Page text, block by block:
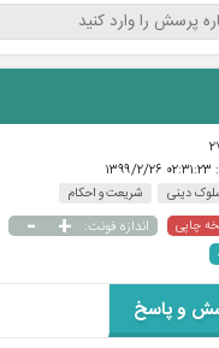
۰۲:۳۱:۲۳ ۱۳۹۹/۲/۲۶
دینی شریعت و احکام
چاپی اندازه فونت: +
-
و پاسخ